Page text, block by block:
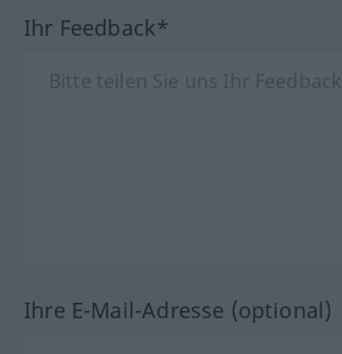
Ihr Feedback*
Ihre E-Mail-Adresse (optional)